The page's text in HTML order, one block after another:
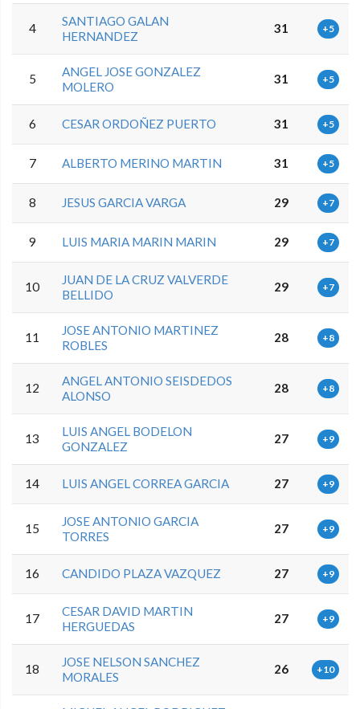
4
SANTIAGO GALAN
HERNANDEZ
31 +5
5
ANGEL JOSE GONZALEZ
MOLERO
31 +5
6 CESAR ORDOÑEZ PUERTO 31 +5
7 ALBERTO MERINO MARTIN 31 +5
8 JESUS GARCIA VARGA 29 +7
9 LUIS MARIA MARIN MARIN 29 +7
10
JUAN DE LA CRUZ VALVERDE
BELLIDO
29 +7
11
JOSE ANTONIO MARTINEZ
ROBLES
28 +8
12
ANGEL ANTONIO SEISDEDOS
ALONSO
28 +8
13
LUIS ANGEL BODELON
GONZALEZ
27 +9
14 LUIS ANGEL CORREA GARCIA 27 +9
15
JOSE ANTONIO GARCIA
TORRES
27 +9
16 CANDIDO PLAZA VAZQUEZ 27 +9
17
CESAR DAVID MARTIN
HERGUEDAS
27 +9
18
JOSE NELSON SANCHEZ
MORALES
26 +10